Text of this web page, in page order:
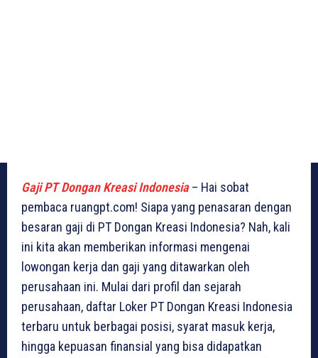
Gaji PT Dongan Kreasi Indonesia– Hai sobat
pembaca ruangpt.com! Siapa yang penasaran dengan
besaran gaji di PT Dongan Kreasi Indonesia? Nah, kali
ini kita akan memberikan informasi mengenai
lowongan kerja dan gaji yang ditawarkan oleh
perusahaan ini. Mulai dari profil dan sejarah
perusahaan, daftar Loker PT Dongan Kreasi Indonesia
terbaru untuk berbagai posisi, syarat masuk kerja,
hingga kepuasan finansial yang bisa didapatkan